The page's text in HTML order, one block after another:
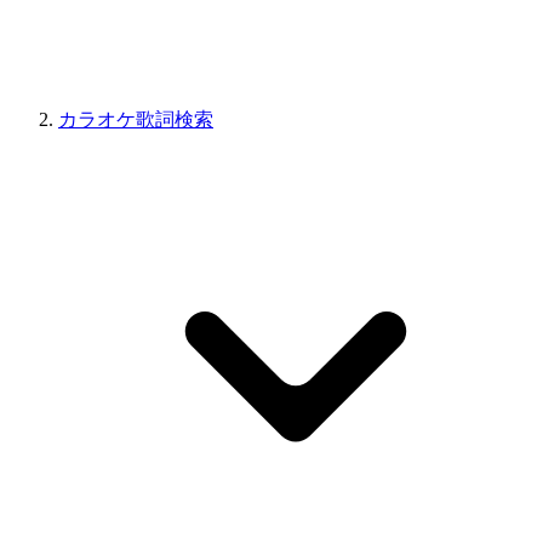
カラオケ歌詞検索